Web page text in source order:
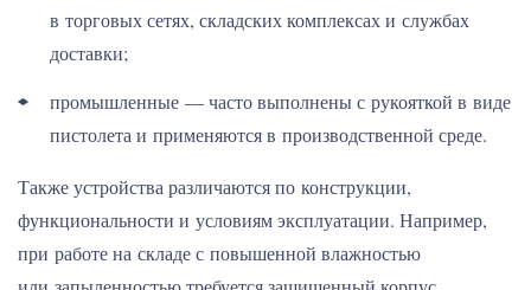
в торговых сетях, складских комплексах и службах
доставки;
промышленные — часто выполнены с рукояткой в виде
пистолета и применяются в производственной среде.
Также устройства различаются по конструкции,
функциональности и условиям эксплуатации. Например,
при работе на складе с повышенной влажностью